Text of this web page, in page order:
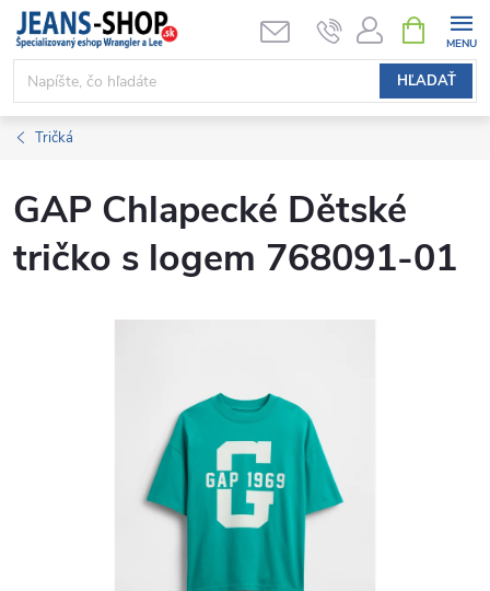
Prejsť
obsah
HĽADAŤ
KOŠÍK
Tričká
GAP Chlapecké Dětské
tričko s logem 768091-01